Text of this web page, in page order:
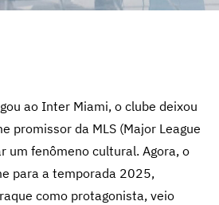
ao Inter Miami, o clube deixou
promissor da MLS (Major League
um fenômeno cultural. Agora, o
para a temporada 2025,
como protagonista, veio